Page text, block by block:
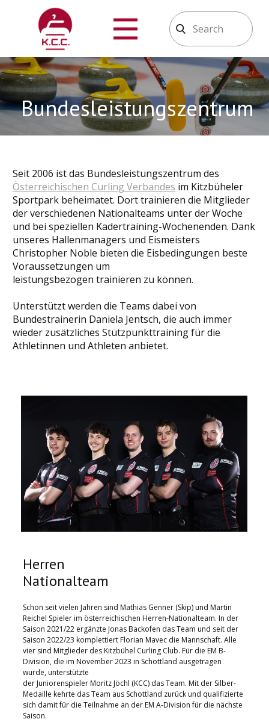
Bundesleistungszentrum
Seit 2006 ist das Bundesleistungszentrum des
Österreichischen Curling Verbandes im Kitzbüheler
Sportpark beheimatet. Dort trainieren die Mitglieder
der verschiedenen Nationalteams unter der Woche
und bei speziellen Kadertraining-Wochenenden. Dank
unseres Hallenmanagers und Eismeisters
Christopher Noble bieten die Eisbedingungen beste
Voraussetzungen um
leistungsbezogen trainieren zu können.
Unterstützt werden die Teams dabei von
Bundestrainerin Daniela Jentsch, die auch immer
wieder zusätzliches Stützpunkttraining für die
Athletinnen und Athleten anbietet.
Herren
Nationalteam
Schon seit vielen Jahren sind Mathias Genner (Skip) und Martin
Reichel Spieler im österreichischen Herren-Nationalteam. In der
Saison 2021/22 ergänzte Jonas Backofen das Team und seit der
Saison 2022/23 komplettiert Florian Mavec die Mannschaft. Alle
vier sind Mitglieder des Kitzbühel Curling Club. Für die EM B-
Division, die im November 2023 in Schottland ausgetragen
wurde, unterstützte
der Juniorenspieler Moritz Jöchl (KCC) das Team. Mit der Silber-
Medaille kehrte das Team aus Schottland zurück und qualifizierte
sich damit für die Teilnahme an der EM A-Division für die nächste
Saison.